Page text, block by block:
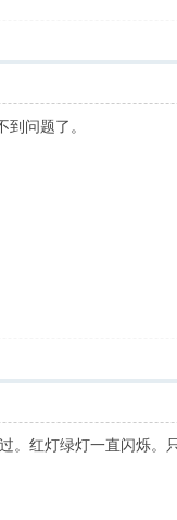
问题了。
。红灯绿灯一直闪烁。